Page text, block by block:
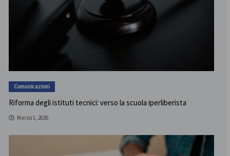
Comunicazioni
Riforma degli istituti tecnici: verso la scuola iperliberista
Marzo 1, 2026